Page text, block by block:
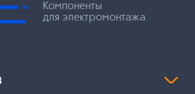
Компоненты
для электромонтажа